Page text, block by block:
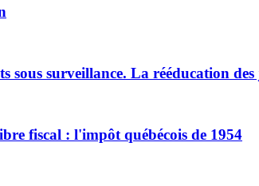
sous surveillance. La rééducation
fiscal : l'impôt québécois de 1954